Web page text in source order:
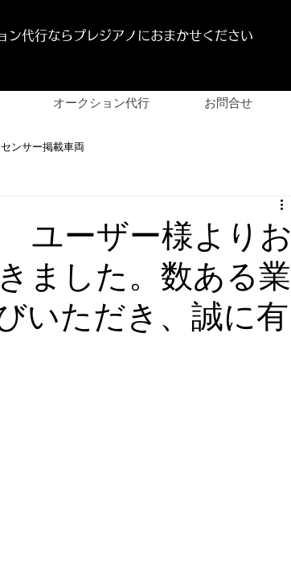
ン代行ならプレジアノにおまかせください
オークション代行 お問合せ
ンサー掲載車両
ユーザー様よりお
ました。数ある業
いただき、誠に有